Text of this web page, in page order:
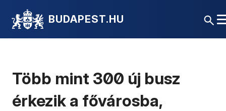
BUDAPEST.HU
Több mint 300 új busz
érkezik a fővárosba,